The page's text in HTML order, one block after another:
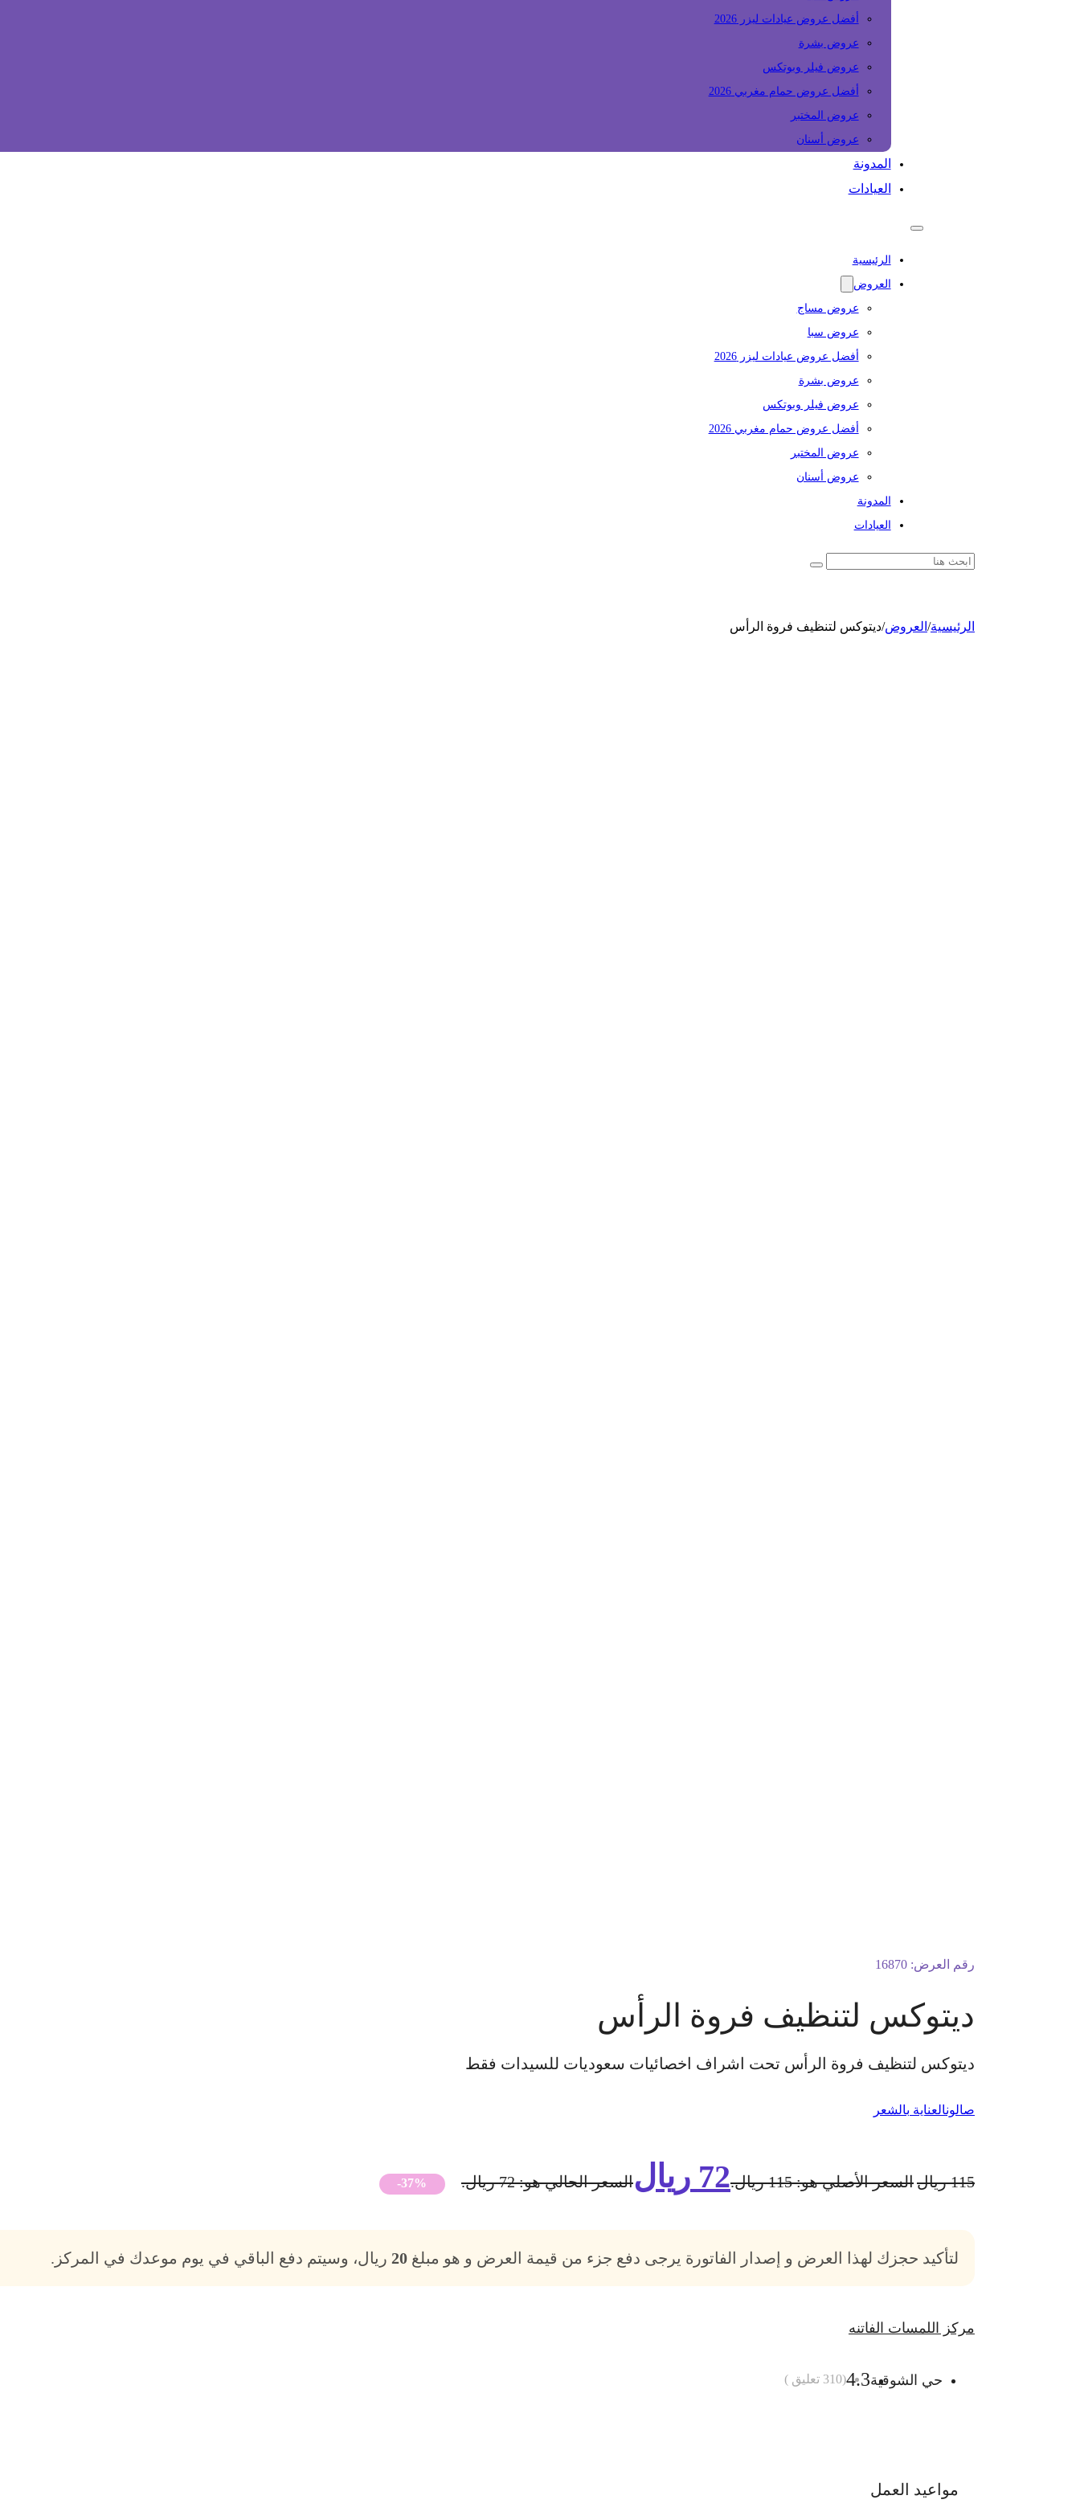
أفضل عروض عيادات ليزر 2026
عروض بشرة
عروض فيلر وبوتكس
أفضل عروض حمام مغربي 2026
عروض المختبر
عروض أسنان
المدونة
العيادات
الرئيسية
العروض
عروض مساج
عروض سبا
أفضل عروض عيادات ليزر 2026
عروض بشرة
عروض فيلر وبوتكس
أفضل عروض حمام مغربي 2026
عروض المختبر
عروض أسنان
المدونة
العيادات
الرئيسية/ العروض/ديتوكس لتنظيف فروة الرأس
رقم العرض:16870
ديتوكس لتنظيف فروة الرأس
ديتوكس لتنظيف فروة الرأس تحت اشراف اخصائيات سعوديات للسيدات فقط
صالونالعناية بالشعر
115 ريالالسعر الأصلي هو: 115 ريال. 72 ريالالسعر الحالي هو: 72 ريال. -37%
لتأكيد حجزك لهذا العرض و إصدار الفاتورة يرجى دفع جزء من قيمة العرض و هو مبلغ20 ريال، وسيتم دفع الباقي في يوم موعدك في المركز.
مركز اللمسات الفاتنه
حي الشوقية4.3
(
310 تعليق )
مواعيد العمل